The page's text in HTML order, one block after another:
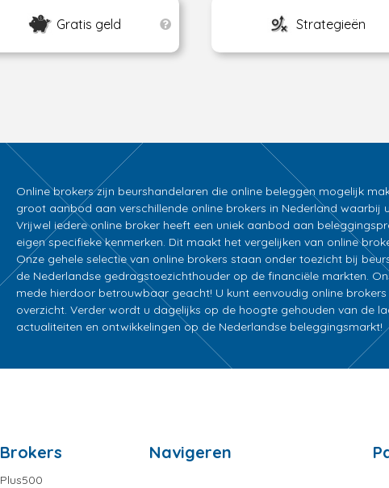
Gratis geld Strategieën
Online brokers zijn beurshandelaren die online beleggen mogelijk
groot aanbod aan verschillende online brokers in Nederland waarbij
Vrijwel iedere online broker heeft een uniek aanbod aan
eigen specifieke kenmerken. Dit maakt het vergelijken van online
Onze gehele selectie van online brokers staan onder toezicht bij
de Nederlandse gedragstoezichthouder op de financiële markten.
mede hierdoor betrouwbaar geacht! U kunt eenvoudig online brokers
overzicht. Verder wordt u dagelijks op de hoogte gehouden van de
actualiteiten en ontwikkelingen op de Nederlandse beleggingsmarkt!
Brokers
Plus500
Navigeren